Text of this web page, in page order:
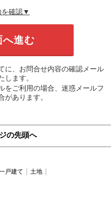
確認▼
に、お問合せ内容の確認メール
します。
をご利用の場合、迷惑メールフ
があります。
の先頭へ
戸建て
土地